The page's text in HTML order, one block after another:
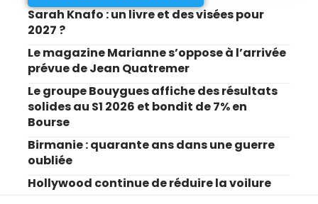
Sarah Knafo : un livre et des visées pour
2027 ?
Le magazine Marianne s’oppose à l’arrivée
prévue de Jean Quatremer
Le groupe Bouygues affiche des résultats
solides au S1 2026 et bondit de 7% en
Bourse
Birmanie : quarante ans dans une guerre
oubliée
Hollywood continue de réduire la voilure